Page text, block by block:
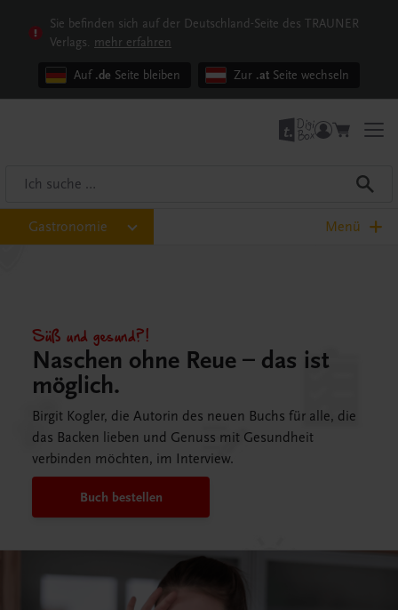
Sie befinden sich auf der Deutschland-Seite des TRAUNER
Verlags. mehr erfahren
Auf .de Seite bleiben Zur .at Seite wechseln
Gastronomie Menü
Süß und gesund?!
Naschen ohne Reue – das ist
möglich.
Birgit Kogler, die Autorin des neuen Buchs für alle, die
das Backen lieben und Genuss mit Gesundheit
verbinden möchten, im Interview.
Buch bestellen